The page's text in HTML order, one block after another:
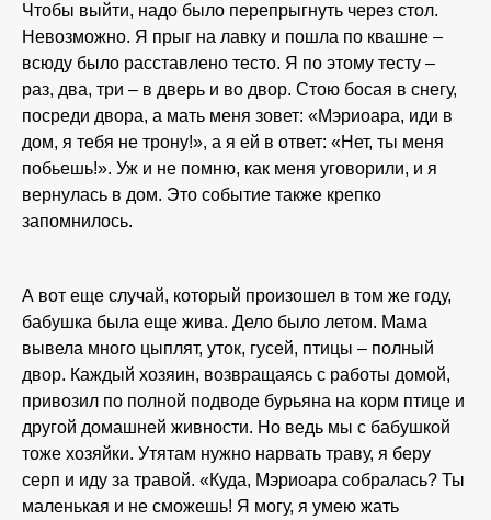
Чтобы выйти, надо было перепрыгнуть через стол.
Невозможно. Я прыг на лавку и пошла по квашне –
всюду было расставлено тесто. Я по этому тесту –
раз, два, три – в дверь и во двор. Стою босая в снегу,
посреди двора, а мать меня зовет: «Мэриоара, иди в
дом, я тебя не трону!», а я ей в ответ: «Нет, ты меня
побьешь!». Уж и не помню, как меня уговорили, и я
вернулась в дом. Это событие также крепко
запомнилось.
А вот еще случай, который произошел в том же году,
бабушка была еще жива. Дело было летом. Мама
вывела много цыплят, уток, гусей, птицы – полный
двор. Каждый хозяин, возвращаясь с работы домой,
привозил по полной подводе бурьяна на корм птице и
другой домашней живности. Но ведь мы с бабушкой
тоже хозяйки. Утятам нужно нарвать траву, я беру
серп и иду за травой. «Куда, Мэриоара собралась? Ты
маленькая и не сможешь! Я могу, я умею жать